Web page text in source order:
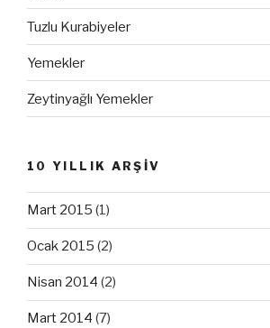
Tuzlu Kurabiyeler
Yemekler
Zeytinyağlı Yemekler
10 YILLIK ARŞİV
Mart 2015 (1)
Ocak 2015 (2)
Nisan 2014 (2)
Mart 2014 (7)